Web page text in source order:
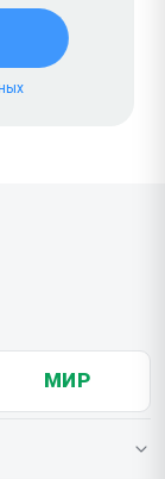
МИР